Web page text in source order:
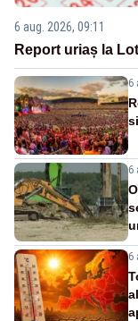
6 aug. 2026, 09:11
Report uriaș la
6
6
6